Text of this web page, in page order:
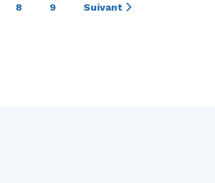
8 9 Suivant